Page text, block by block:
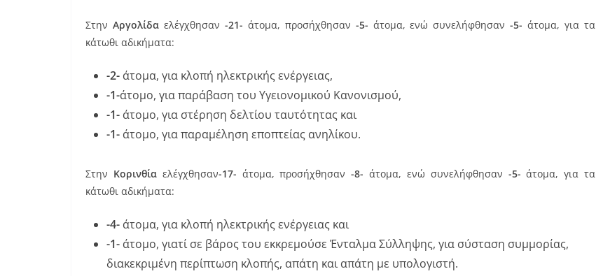
Στην Αργολίδαελέγχθησαν -21- άτομα, προσήχθησαν -5- άτομα, ενώ συνελήφθησαν-5- άτομα, για τα
κάτωθι αδικήματα:
-2- άτομα, για κλοπή ηλεκτρικής ενέργειας,
-1-άτομο, για παράβαση του Υγειονομικού Κανονισμού,
-1- άτομο, για στέρηση δελτίου ταυτότητας και
-1- άτομο, για παραμέληση εποπτείας ανηλίκου.
Στην Κορινθίαελέγχθησαν-17- άτομα, προσήχθησαν-8- άτομα, ενώ συνελήφθησαν -5- άτομα, για τα
κάτωθι αδικήματα:
-4- άτομα, για κλοπή ηλεκτρικής ενέργειας και
-1- άτομο, γιατί σε βάρος του εκκρεμούσε Ένταλμα Σύλληψης, για σύσταση συμμορίας,
διακεκριμένη περίπτωση κλοπής, απάτη και απάτη με υπολογιστή.